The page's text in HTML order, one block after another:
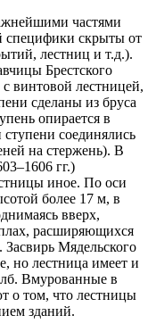
частями
специфики скрыты от
лестниц и т.д.).
Брестского
винтовой лестницей,
сделаны из бруса
опирается в
соединялись
на стержень). В
гг.)
иное. По оси
более 17 м, в
вверх,
расширяющихся
Засвирь Мядельского
но лестница имеет и
Вмурованные в
о том, что лестницы
зданий.